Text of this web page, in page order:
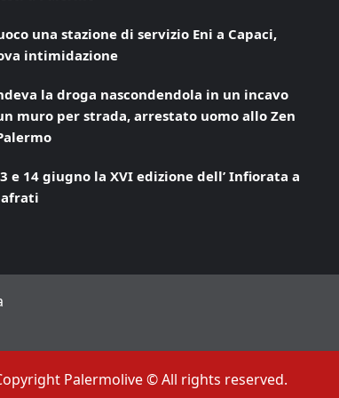
una stazione di servizio Eni a Capaci,
intimidazione
la droga nascondendola in un incavo
muro per strada, arrestato uomo allo Zen
e 14 giugno la XVI edizione dell’ Infiorata a
Palermolive © All rights reserved.